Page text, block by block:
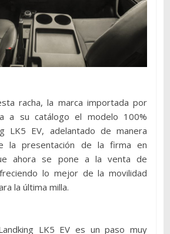
racha, la marca importada por
a su catálogo el modelo 100%
LK5 EV, adelantado de manera
la presentación de la firma en
ahora se pone a la venta de
lo mejor de la movilidad
la última milla.
LK5 EV es un paso muy